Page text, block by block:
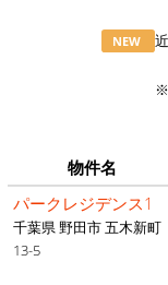
NEW
物件名
パークレジデンス1
千葉県 野田市 五木新町
13-5